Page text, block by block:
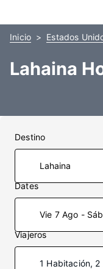
Inicio Estados
Lahaina
Destino
Dates
Vie 7 Ago -
Viajeros
1 Habitación,